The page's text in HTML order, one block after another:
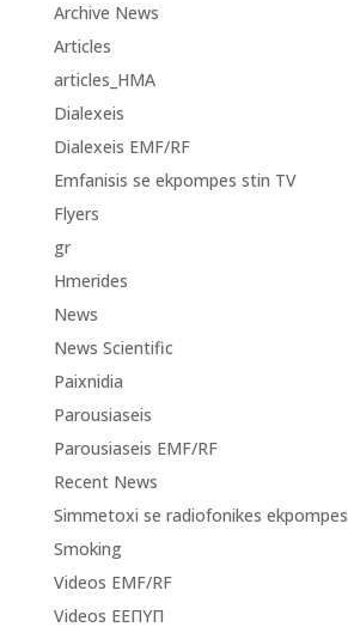
Archive News
Articles
articles_HMA
Dialexeis
Dialexeis EMF/RF
Emfanisis se ekpompes stin TV
Flyers
gr
Hmerides
News
News Scientific
Paixnidia
Parousiaseis
Parousiaseis EMF/RF
Recent News
Simmetoxi se radiofonikes ekpompes
Smoking
Videos EMF/RF
Videos ΕΕΠΥΠ